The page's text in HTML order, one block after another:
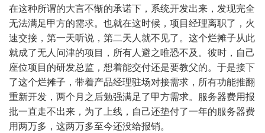
在这种所谓的大言不惭的承诺下，系统开发出来，发现完全
无法满足甲方的需求。也就在这时候，项目经理离职了，火
速交接，第一天听说，第二天人就不见了。这个烂摊子从此
就成了无人问津的项目，所有人避之唯恐不及。彼时，自己
座位项目的研发总监，想着能交付还是要教父的。于是接下
了这个烂摊子，带着产品经理驻场对接需求，所有功能推翻
重新开发，两个月之后勉强满足了甲方需求。服务器费用报
批一直走不出来，为了上线，自己还垫付了一年的服务器费
用两万多，这两万多至今还没给报销。